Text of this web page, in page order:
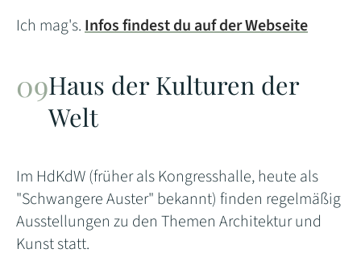
Ich mag's.Infos findest du auf der Webseite
Haus der Kulturen der
Welt
Im HdKdW (früher als Kongresshalle, heute als
"Schwangere Auster" bekannt) finden regelmäßig
Ausstellungen zu den Themen Architektur und
Kunst statt.